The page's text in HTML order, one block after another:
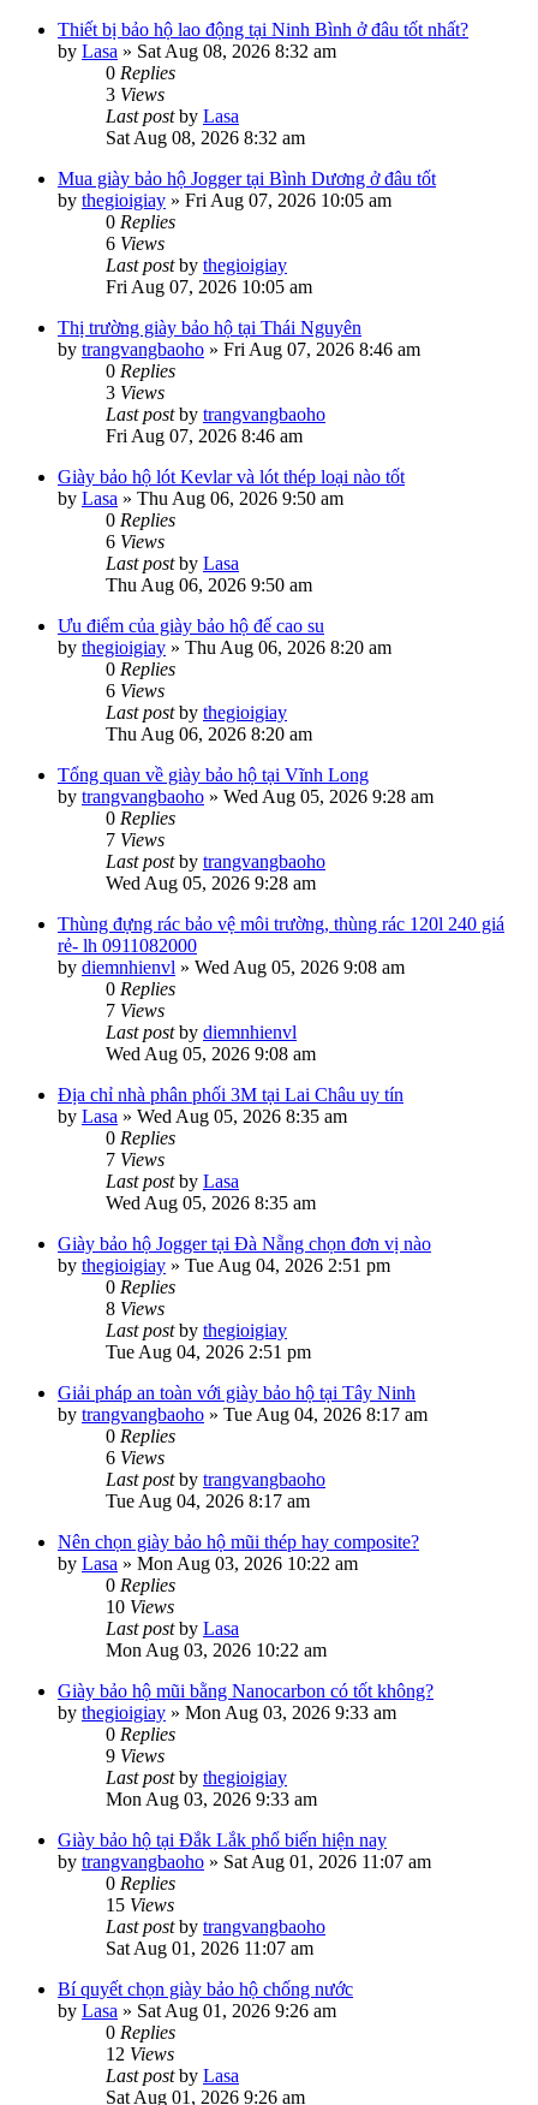
Thiết bị bảo hộ lao động tại Ninh Bình ở đâu tốt nhất?
by Lasa » Sat Aug 08, 2026 8:32 am
0 Replies
3 Views
Last postby Lasa
Sat Aug 08, 2026 8:32 am
Mua giày bảo hộ Jogger tại Bình Dương ở đâu tốt
by thegioigiay » Fri Aug 07, 2026 10:05 am
0 Replies
6 Views
Last postby thegioigiay
Fri Aug 07, 2026 10:05 am
Thị trường giày bảo hộ tại Thái Nguyên
by trangvangbaoho » Fri Aug 07, 2026 8:46 am
0 Replies
3 Views
Last postby trangvangbaoho
Fri Aug 07, 2026 8:46 am
Giày bảo hộ lót Kevlar và lót thép loại nào tốt
by Lasa » Thu Aug 06, 2026 9:50 am
0 Replies
6 Views
Last postby Lasa
Thu Aug 06, 2026 9:50 am
Ưu điểm của giày bảo hộ đế cao su
by thegioigiay » Thu Aug 06, 2026 8:20 am
0 Replies
6 Views
Last postby thegioigiay
Thu Aug 06, 2026 8:20 am
Tổng quan về giày bảo hộ tại Vĩnh Long
by trangvangbaoho » Wed Aug 05, 2026 9:28 am
0 Replies
7 Views
Last postby trangvangbaoho
Wed Aug 05, 2026 9:28 am
Thùng đựng rác bảo vệ môi trường, thùng rác 120l 240 giá
rẻ- lh 0911082000
by diemnhienvl » Wed Aug 05, 2026 9:08 am
0 Replies
7 Views
Last postby diemnhienvl
Wed Aug 05, 2026 9:08 am
Địa chỉ nhà phân phối 3M tại Lai Châu uy tín
by Lasa » Wed Aug 05, 2026 8:35 am
0 Replies
7 Views
Last postby Lasa
Wed Aug 05, 2026 8:35 am
Giày bảo hộ Jogger tại Đà Nẵng chọn đơn vị nào
by thegioigiay » Tue Aug 04, 2026 2:51 pm
0 Replies
8 Views
Last postby thegioigiay
Tue Aug 04, 2026 2:51 pm
Giải pháp an toàn với giày bảo hộ tại Tây Ninh
by trangvangbaoho » Tue Aug 04, 2026 8:17 am
0 Replies
6 Views
Last postby trangvangbaoho
Tue Aug 04, 2026 8:17 am
Nên chọn giày bảo hộ mũi thép hay composite?
by Lasa » Mon Aug 03, 2026 10:22 am
0 Replies
10 Views
Last postby Lasa
Mon Aug 03, 2026 10:22 am
Giày bảo hộ mũi bằng Nanocarbon có tốt không?
by thegioigiay » Mon Aug 03, 2026 9:33 am
0 Replies
9 Views
Last postby thegioigiay
Mon Aug 03, 2026 9:33 am
Giày bảo hộ tại Đắk Lắk phổ biến hiện nay
by trangvangbaoho » Sat Aug 01, 2026 11:07 am
0 Replies
15 Views
Last postby trangvangbaoho
Sat Aug 01, 2026 11:07 am
Bí quyết chọn giày bảo hộ chống nước
by Lasa » Sat Aug 01, 2026 9:26 am
0 Replies
12 Views
Last postby Lasa
Sat Aug 01, 2026 9:26 am